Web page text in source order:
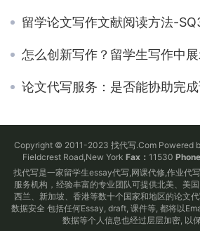
留学论文写作文献阅读方法-
怎么创新写作？留学生写作中展示独立
论文代写服务：是否能协助完成
Copyright © 2011-2023 找代写.Com Powered
Fieldcrest Road,New York Fax： 11530
找代写是一家留学生essay代写,网课代修,作业代
服务机构，经验丰富的专业团队可提供北美、美
西兰、新加坡、香港等数十个国家和地区的论文
数据安全 包括任何Essay, draft, 课件等, 都将以
数据等个人信息也经过层层加密, 以